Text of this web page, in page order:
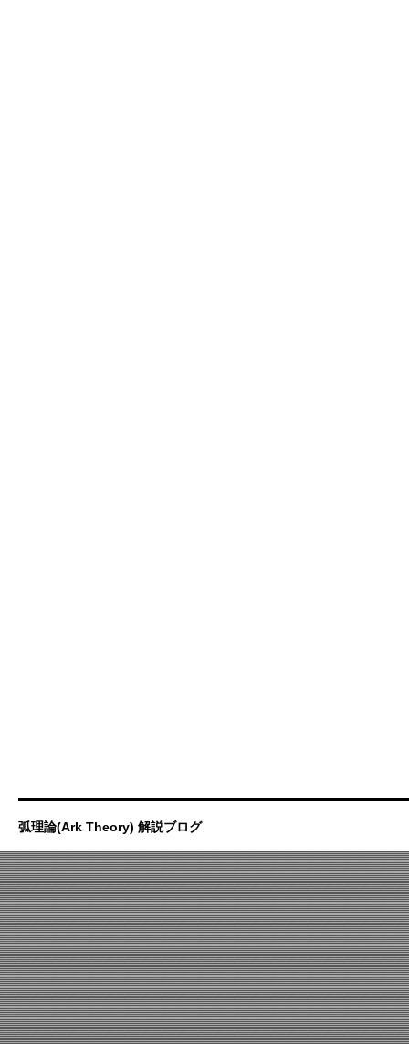
弧理論(Ark Theory) 解説ブログ